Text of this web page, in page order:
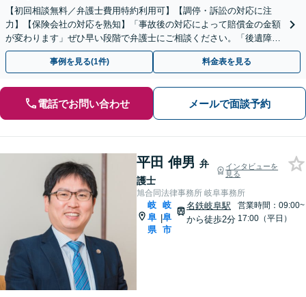
【初回相談無料／弁護士費用特約利用可】【調停・訴訟の対応に注
力】【保険会社の対応を熟知】「事故後の対応によって賠償金の金額
が変わります」ぜひ早い段階で弁護士にご相談ください。「後遺障害
等級認定の結果に納得がいかない／異議申し立てのサポート」
事例を見る(1件) 料金表を見る
電話でお問い合わせ メールで面談予約
平田 伸男 弁
護士
インタビューを
見る
旭合同法律事務所 岐阜事務所
岐
阜
県
|
岐
阜
市
名鉄岐阜駅
から徒歩2分
営業時間：09:00~
17:00（平日）